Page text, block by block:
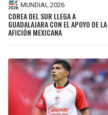
MUNDIAL 2026
COREA DEL SUR LLEGA A
GUADALAJARA CON EL APOYO DE LA
AFICIÓN MEXICANA